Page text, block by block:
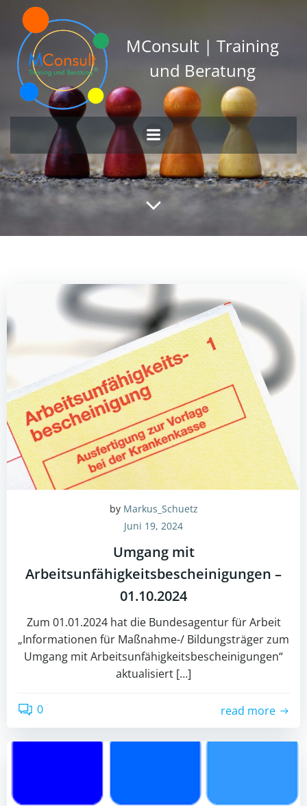
springen
MConsult | Training
und Beratung
by Markus_Schuetz
Juni 19, 2024
Umgang mit
Arbeitsunfähigkeitsbescheinigungen –
01.10.2024
Zum 01.01.2024 hat die Bundesagentur für Arbeit
„Informationen für Maßnahme-/ Bildungsträger zum
Umgang mit Arbeitsunfähigkeitsbescheinigungen“
aktualisiert […]
0 read more